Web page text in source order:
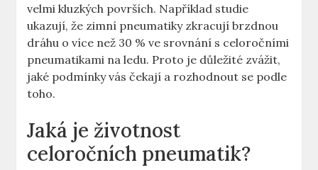
velmi kluzkých površích. Například studie
ukazují, že zimní pneumatiky zkracují brzdnou
dráhu o více než 30 % ve srovnání s celoročními
pneumatikami na ledu. Proto je důležité zvážit,
jaké podmínky vás čekají a rozhodnout se podle
toho.
Jaká je životnost
celoročních pneumatik?